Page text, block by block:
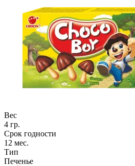
Вес
4 гр.
Срок годности
12 мес.
Тип
Печенье